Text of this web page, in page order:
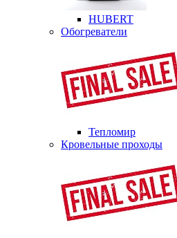
HUBERT
Обогреватели
Тепломир
Кровельные проходы